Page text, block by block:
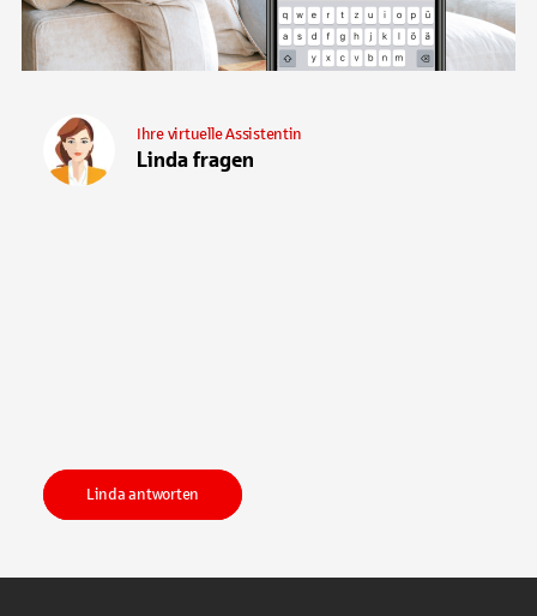
Linda fragen
Ihre virtuelle Assistentin
Linda antworten